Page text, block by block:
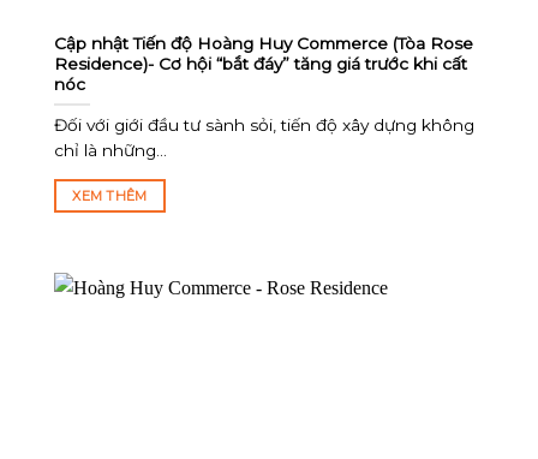
Cập nhật Tiến độ Hoàng Huy Commerce (Tòa Rose
Residence)- Cơ hội “bắt đáy” tăng giá trước khi cất
nóc
Đối với giới đầu tư sành sỏi, tiến độ xây dựng không
chỉ là những...
XEM THÊM